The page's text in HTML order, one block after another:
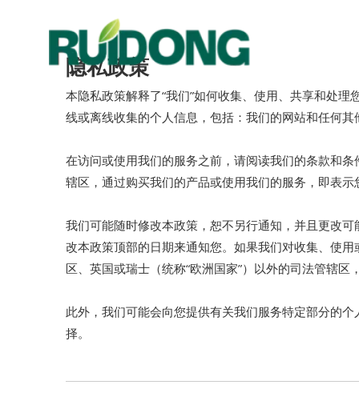
水
风
地
商
风
隐私政策
本隐私政策解释了“我们”如何收集、使用、共享和处
线或离线收集的个人信息，包括：我们的网站和任何其
在访问或使用我们的服务之前，请阅读我们的条款和
辖区，通过购买我们的产品或使用我们的服务，即表
我们可能随时修改本政策，恕不另行通知，并且更改
改本政策顶部的日期来通知您。如果我们对收集、使
区、英国或瑞士（统称“欧洲国家”）以外的司法管辖
此外，我们可能会向您提供有关我们服务特定部分的
择。